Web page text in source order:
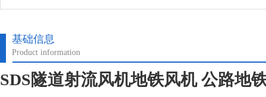
基础信息
Product information
SDS隧道射流风机地铁风机 公路地